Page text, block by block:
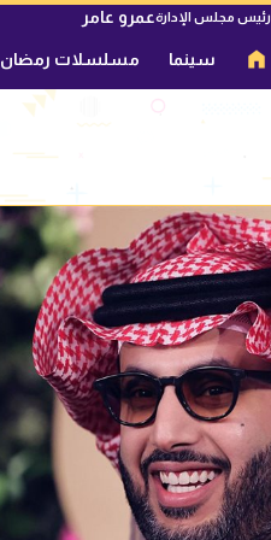
رئيس مجلس الإدارةعمرو عامر
سينما مسلسلات رمضان 2026